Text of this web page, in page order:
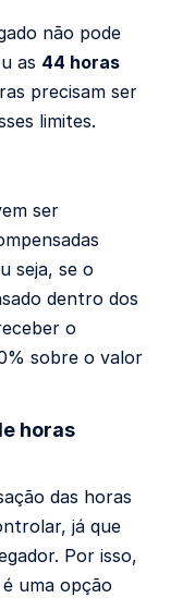
não pode
as 44 horas
precisam ser
limites.
ser
seja, se o
dentro dos
o
sobre o valor
horas
das horas
já que
Por isso,
uma opção